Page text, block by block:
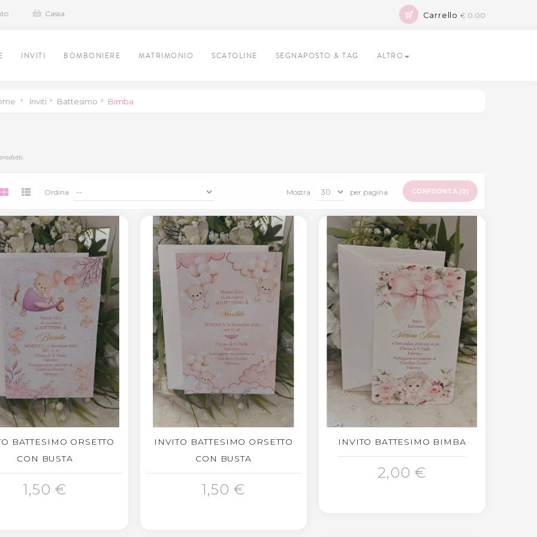
Cassa Carrello € 0.00
INVITI BOMBONIERE MATRIMONIO SCATOLINE SEGNAPOSTO & TAG ALTRO
> Inviti > Battesimo > Bimba
Ordina Mostra per pagina CONFRONTA (0)
BATTESIMO ORSETTO
CON BUSTA
1,50 €
INVITO BATTESIMO ORSETTO
CON BUSTA
1,50 €
INVITO BATTESIMO BIMBA
2,00 €